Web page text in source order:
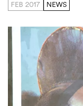
FEB 2017 NEWS